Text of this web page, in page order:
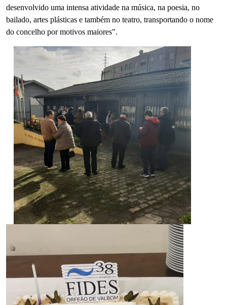
desenvolvido uma intensa atividade na música, na poesia, no
bailado, artes plásticas e também no teatro, transportando o nome
do concelho por motivos maiores".